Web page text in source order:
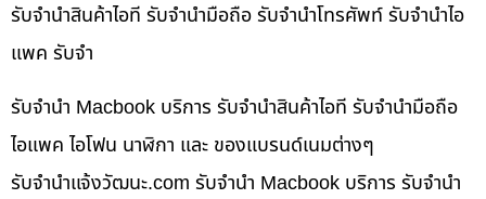
รับจำนำสินค้าไอที รับจำนำมือถือ รับจำนำโทรศัพท์ รับจำนำไอ
แพค รับจำ
รับจำนำ Macbook บริการ รับจำนำสินค้าไอที รับจำนำมือถือ
ไอแพค ไอโฟน นาฬิกา และ ของแบรนด์เนมต่างๆ
รับจํานําแจ้งวัฒนะ.com รับจำนำ Macbook บริการ รับจำนำ